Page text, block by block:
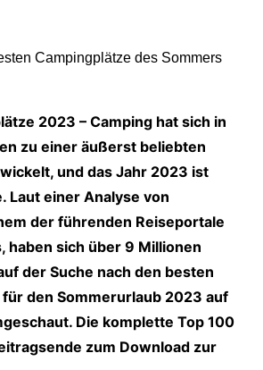
2023 – Camping hat sich in
zu einer äußerst beliebten
und das Jahr 2023 ist
Laut einer Analyse von
der führenden Reiseportale
haben sich über 9 Millionen
der Suche nach den besten
den Sommerurlaub 2023 auf
Die komplette Top 100
zum Download zur